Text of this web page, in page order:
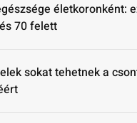
életkoronként:
70 felett
sokat tehetnek a